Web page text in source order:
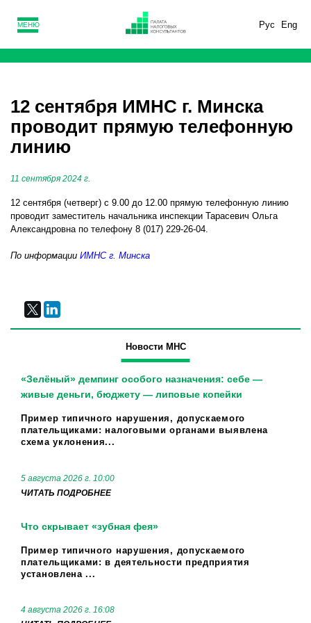
Рус Eng
МЕНЮ
12 сентября ИМНС г. Минска
проводит прямую телефонную
линию
11 сентября 2024 г.
12 сентября (четверг) с 9.00 до 12.00 прямую телефонную линию
проводит заместитель начальника инспекции Тарасевич Ольга
Александровна по телефону 8 (017) 229-26-04.
По информации ИМНС г. Минска
Новости МНС
«Зелёный» демпинг особого назначения: себе —
живые деньги, бюджету — липовые копейки
Пример типичного нарушения, допускаемого
плательщиками: налоговыми органами выявлена
схема уклонения...
5 августа 2026 г. 10:00
ЧИТАТЬ ПОДРОБНЕЕ
Что скрывает «зубная фея»
Пример типичного нарушения, допускаемого
плательщиками: в деятельности предприятия
установлена ...
4 августа 2026 г. 16:08